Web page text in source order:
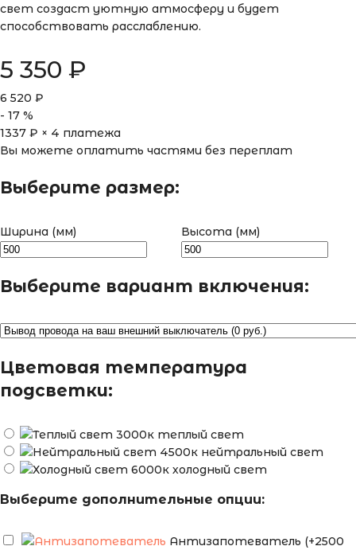
свет создаст уютную атмосферу и будет
способствовать расслаблению.
5 350 ₽
6 520 ₽
- 17 %
1337 ₽ × 4 платежа
Вы можете оплатить частями без переплат
Выберите размер:
Ширина (мм) Высота (мм)
Выберите вариант включения:
Цветовая температура
подсветки:
теплый свет
нейтральный свет
холодный свет
Выберите дополнительные опции:
Антизапотеватель (+2500